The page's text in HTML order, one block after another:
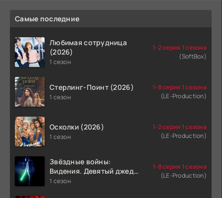
Самые последние
Любимая сотрудница
(2026)
1 сезон
1-2 серия 1 сезона
(SoftBox)
Стерлинг-Поинт (2026)
1 сезон
1-8 серия 1 сезона
(LE-Production)
Осколки (2026)
1 сезон
1-2 серия 1 сезона
(LE-Production)
Звёздные войны:
Видения. Девятый джедай
(2026)
1 сезон
1-8 серия 1 сезона
(LE-Production)